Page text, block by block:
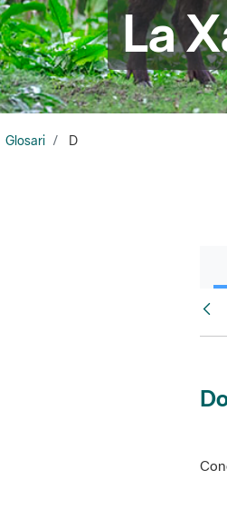
La
Glosari D